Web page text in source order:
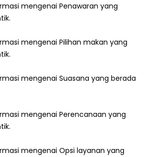
mengenai Penawaran yang
mengenai Pilihan makan yang
mengenai Suasana yang berada
mengenai Perencanaan yang
mengenai Opsi layanan yang